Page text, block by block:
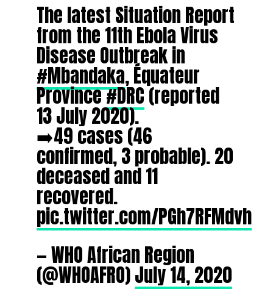
The latest Situation Report
from the 11th Ebola Virus
Disease Outbreak in
#Mbandaka, Équateur
Province#DRC(reported
13 July 2020).
➡️49 cases (46
confirmed, 3 probable). 20
deceased and 11
recovered.
pic.twitter.com/PGh7RFMdvh
— WHO African Region
(@WHOAFRO)July 14, 2020